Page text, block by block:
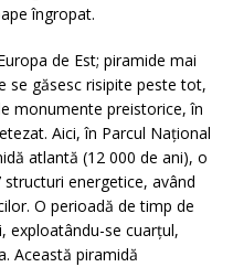
îngropat.
de Est; piramide mai
se găsesc risipite peste tot,
monumente preistorice, în
Aici, în Parcul Național
atlantă (12 000 de ani), o
energetice, având
O perioadă de timp de
exploatându-se cuarțul,
Această piramidă